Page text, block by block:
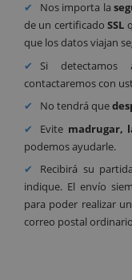
Nos importa la
de un certificadoSSL
que los datos viajan
Si
contactaremos con
No tendrá que
Evite madrugar,
podemos ayudarle.
Recibirá su
indique. El envío
para poder realizar
correo postal